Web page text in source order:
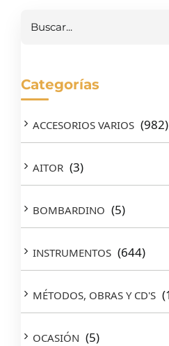
Categorías
ACCESORIOS VARIOS (982)
AITOR (3)
BOMBARDINO (5)
INSTRUMENTOS (644)
MÉTODOS, OBRAS Y CD'S
OCASIÓN (5)